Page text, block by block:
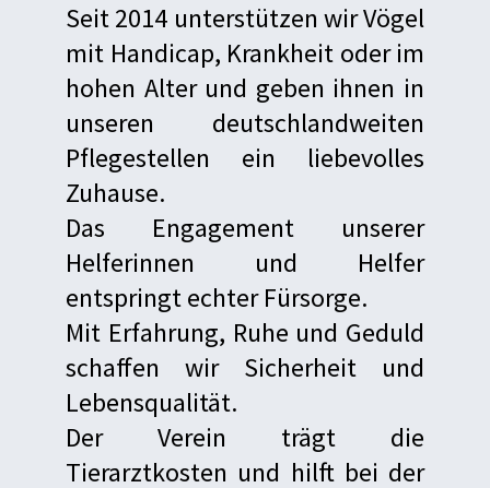
Seit 2014 unterstützen wir Vögel
mit Handicap, Krankheit oder im
hohen Alter und geben ihnen in
unseren deutschlandweiten
Pflegestellen ein liebevolles
Zuhause.
Das Engagement unserer
Helferinnen und Helfer
entspringt echter Fürsorge.
Mit Erfahrung, Ruhe und Geduld
schaffen wir Sicherheit und
Lebensqualität.
Der Verein trägt die
Tierarztkosten und hilft bei der